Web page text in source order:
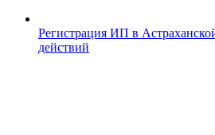
Регистрация ИП в
действий